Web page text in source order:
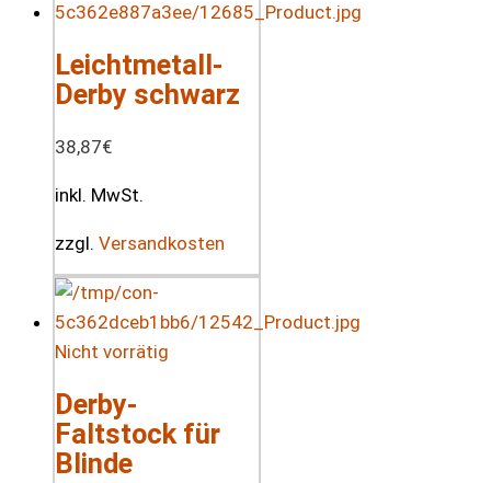
Leichtmetall-
Derby schwarz
38,87€
inkl. MwSt.
zzgl. Versandkosten
Nicht vorrätig
Derby-
Faltstock für
Blinde